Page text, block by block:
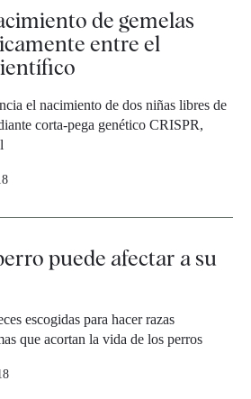
de gemelas
entre el
el nacimiento de dos niñas libres de
corta-pega genético CRISPR,
puede afectar a su
escogidas para hacer razas
que acortan la vida de los perros